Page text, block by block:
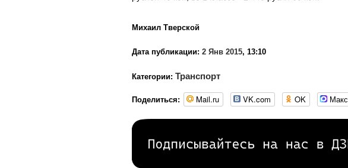
Михаил Тверской
Дата публикации: 2 Янв 2015, 13:10
Категории: Транспорт
Поделиться: Mail.ru VK.com OK Макс